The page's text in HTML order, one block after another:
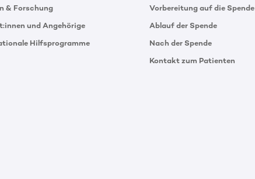
& Forschung
und Angehörige
Hilfsprogramme
Vorbereitung auf die Spende
Ablauf der Spende
Nach der Spende
Kontakt zum Patienten